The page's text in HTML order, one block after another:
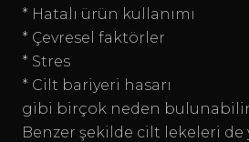
* Hatalı ürün kullanımı
* Çevresel faktörler
* Stres
* Cilt bariyeri hasarı
gibi birçok neden bulunabilir.
Benzer şekilde cilt lekeleri de